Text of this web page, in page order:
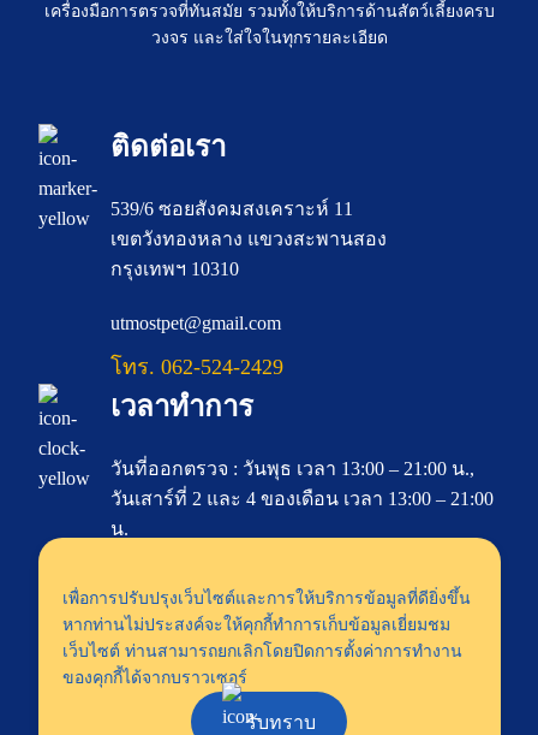
เครื่องมือการตรวจที่ทันสมัย รวมทั้งให้บริการด้านสัตว์เลี้ยงครบ
วงจร และใส่ใจในทุกรายละเอียด
ติดต่อเรา
539/6 ซอยสังคมสงเคราะห์ 11
เขตวังทองหลาง แขวงสะพานสอง
กรุงเทพฯ 10310
utmostpet@gmail.com
โทร. 062-524-2429
เวลาทำการ
วันที่ออกตรวจ : วันพุธ เวลา 13:00 – 21:00 น.,
วันเสาร์ที่ 2 และ 4 ของเดือน เวลา 13:00 – 21:00
น.
เพื่อการปรับปรุงเว็บไซต์และการให้บริการข้อมูลที่ดียิ่งขึ้น
หากท่านไม่ประสงค์จะให้คุกกี้ทำการเก็บข้อมูลเยี่ยมชม
เว็บไซต์ ท่านสามารถยกเลิกโดยปิดการตั้งค่าการทำงาน
ของคุกกี้ได้จากบราวเซอร์
รับทราบ